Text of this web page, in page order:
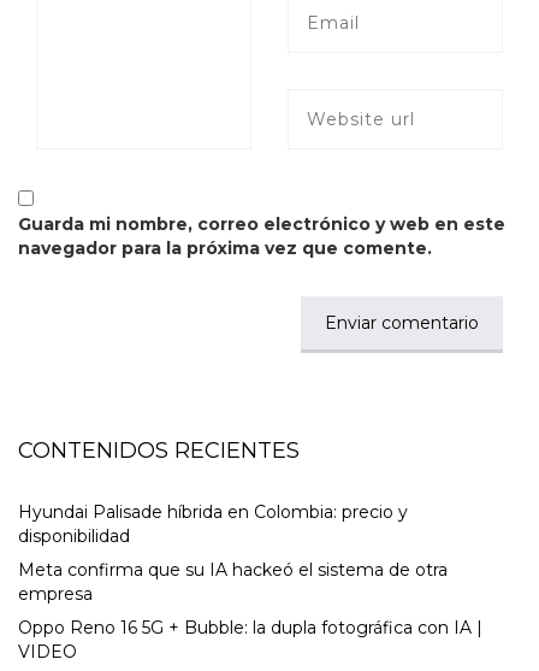
Guarda mi nombre, correo electrónico y web en este
navegador para la próxima vez que comente.
CONTENIDOS RECIENTES
Hyundai Palisade híbrida en Colombia: precio y
disponibilidad
Meta confirma que su IA hackeó el sistema de otra
empresa
Oppo Reno 16 5G + Bubble: la dupla fotográfica con IA |
VIDEO